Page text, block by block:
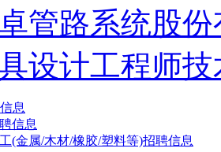
管路系统股
设计工程师技
息
信息
(金属/木材/橡胶/塑料等)招聘信息